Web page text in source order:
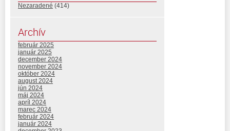
Nezaradené (414)
Archív
február 2025
január 2025
december 2024
november 2024
október 2024
august 2024
jún 2024
máj 2024
apríl 2024
marec 2024
február 2024
január 2024